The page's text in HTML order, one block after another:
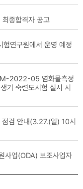
종합격자 공고
연구원에서 운영 예정
2022-05 염화물측정
기 숙련도시험 실시 시
점검 안내(3.27.(일) 10시
사업(ODA) 보조사업자